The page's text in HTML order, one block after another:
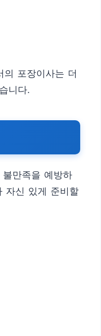
포장이사는 더
니다.
만족을 예방하
자신 있게 준비할